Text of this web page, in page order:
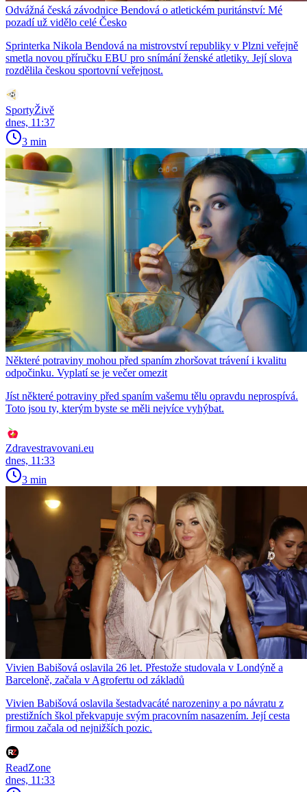
Odvážná česká závodnice Bendová o atletickém puritánství: Mé
pozadí už vidělo celé Česko
Sprinterka Nikola Bendová na mistrovství republiky v Plzni veřejně
smetla novou příručku EBU pro snímání ženské atletiky. Její slova
rozdělila českou sportovní veřejnost.
SportyŽivě
dnes, 11:37
3 min
Některé potraviny mohou před spaním zhoršovat trávení i kvalitu
odpočinku. Vyplatí se je večer omezit
Jíst některé potraviny před spaním vašemu tělu opravdu neprospívá.
Toto jsou ty, kterým byste se měli nejvíce vyhýbat.
Zdravestravovani.eu
dnes, 11:33
3 min
Vivien Babišová oslavila 26 let. Přestože studovala v Londýně a
Barceloně, začala v Agrofertu od základů
Vivien Babišová oslavila šestadvacáté narozeniny a po návratu z
prestižních škol překvapuje svým pracovním nasazením. Její cesta
firmou začala od nejnižších pozic.
ReadZone
dnes, 11:33